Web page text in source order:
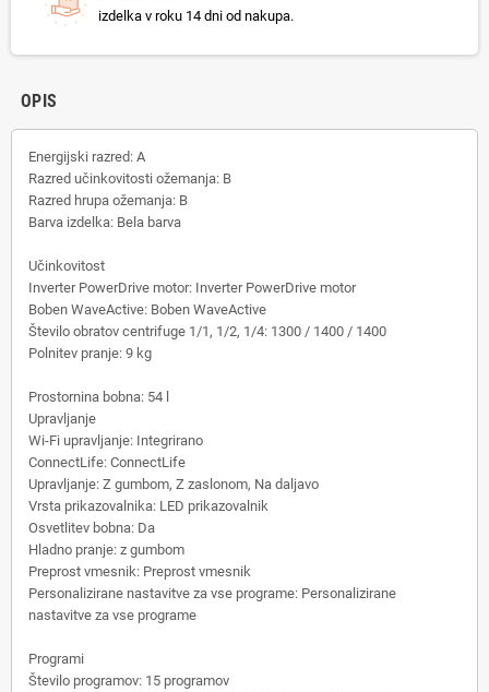
izdelka v roku 14 dni od nakupa.
OPIS
Energijski razred: A
Razred učinkovitosti ožemanja: B
Razred hrupa ožemanja: B
Barva izdelka: Bela barva
Učinkovitost
Inverter PowerDrive motor: Inverter PowerDrive motor
Boben WaveActive: Boben WaveActive
Število obratov centrifuge 1/1, 1/2, 1/4: 1300 / 1400 / 1400
Polnitev pranje: 9 kg
Prostornina bobna: 54 l
Upravljanje
Wi-Fi upravljanje: Integrirano
ConnectLife: ConnectLife
Upravljanje: Z gumbom, Z zaslonom, Na daljavo
Vrsta prikazovalnika: LED prikazovalnik
Osvetlitev bobna: Da
Hladno pranje: z gumbom
Preprost vmesnik: Preprost vmesnik
Personalizirane nastavitve za vse programe: Personalizirane
nastavitve za vse programe
Programi
Število programov: 15 programov